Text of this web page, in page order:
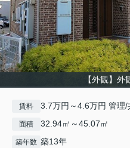
【外観】
賃料 3.7万円～4.6万円 管理/
面積 32.94㎡～45.07㎡
築年数 築13年